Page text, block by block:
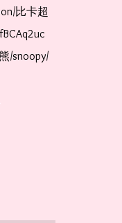
比卡超
/snoopy/